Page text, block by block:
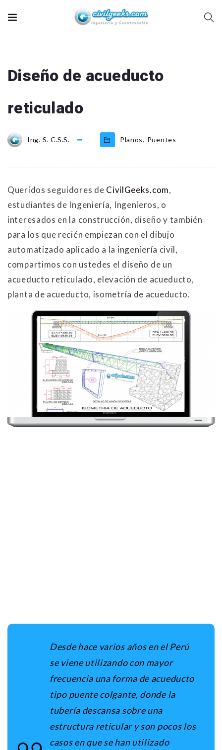
Diseño de acueducto
reticulado
Ing. S. C.S.S. Planos, Puentes
Queridos seguidores de CivilGeeks.com,
estudiantes de Ingeniería, Ingenieros, o
interesados en la construcción, diseño y también
para los que recién empiezan con el dibujo
automatizado aplicado a la ingeniería civil,
compartimos con ustedes el diseño de un
acueducto reticulado, elevación de acueducto,
planta de acueducto, isometría de acueducto.
Desde hace varios años en el Perú
se viene utilizando con mayor
frecuencia una forma de acueducto
tipo puente colgante, donde la
tubería descansa sobre una
estructura reticular y son pocos los
casos en que se han utilizado